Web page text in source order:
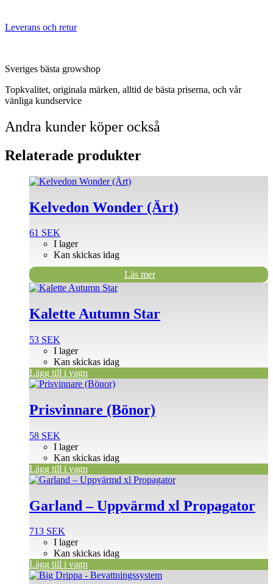
Leverans och retur
Sveriges bästa growshop
Topkvalitet, originala märken, alltid de bästa priserna, och vår
vänliga kundservice
Andra kunder köper också
Relaterade produkter
Kelvedon Wonder (Ärt)
61 SEK
I lager
Kan skickas idag
Läs mer
Kalette Autumn Star
53 SEK
I lager
Kan skickas idag
Lägg till i vagn
Prisvinnare (Bönor)
58 SEK
I lager
Kan skickas idag
Lägg till i vagn
Garland – Uppvärmd xl Propagator
713 SEK
I lager
Kan skickas idag
Lägg till i vagn